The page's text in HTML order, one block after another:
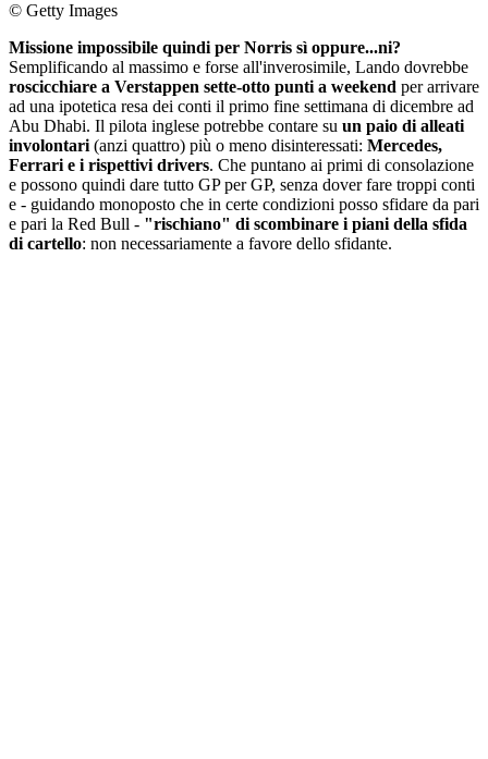
© Getty Images
Missione impossibile quindi per Norris sì oppure...ni?
Semplificando al massimo e forse all'inverosimile, Lando dovrebbe
roscicchiare a Verstappen sette-otto punti a weekend per arrivare
ad una ipotetica resa dei conti il primo fine settimana di dicembre ad
Abu Dhabi. Il pilota inglese potrebbe contare su un paio di alleati
involontari (anzi quattro) più o meno disinteressati: Mercedes,
Ferrari e i rispettivi drivers. Che puntano ai primi di consolazione
e possono quindi dare tutto GP per GP, senza dover fare troppi conti
e - guidando monoposto che in certe condizioni posso sfidare da pari
e pari la Red Bull - "rischiano" di scombinare i piani della sfida
di cartello: non necessariamente a favore dello sfidante.